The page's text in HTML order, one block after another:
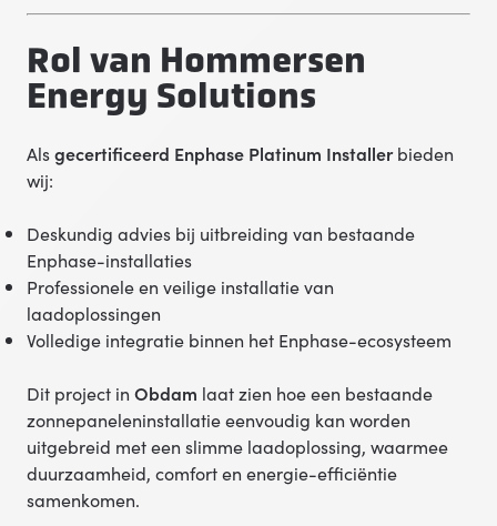
Rol van Hommersen
Energy Solutions
Alsgecertificeerd Enphase Platinum Installerbieden
wij:
Deskundig advies bij uitbreiding van bestaande
Enphase-installaties
Professionele en veilige installatie van
laadoplossingen
Volledige integratie binnen het Enphase-ecosysteem
Dit project in Obdam laat zien hoe een bestaande
zonnepaneleninstallatie eenvoudig kan worden
uitgebreid met een slimme laadoplossing, waarmee
duurzaamheid, comfort en energie-efficiëntie
samenkomen.